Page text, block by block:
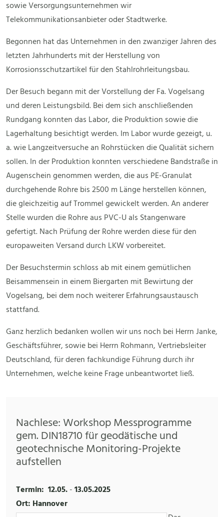
sowie Versorgungsunternehmen wir
Telekommunikationsanbieter oder Stadtwerke.
Begonnen hat das Unternehmen in den zwanziger Jahren des
letzten Jahrhunderts mit der Herstellung von
Korrosionsschutzartikel für den Stahlrohrleitungsbau.
Der Besuch begann mit der Vorstellung der Fa. Vogelsang
und deren Leistungsbild. Bei dem sich anschließenden
Rundgang konnten das Labor, die Produktion sowie die
Lagerhaltung besichtigt werden. Im Labor wurde gezeigt, u.
a. wie Langzeitversuche an Rohrstücken die Qualität sichern
sollen. In der Produktion konnten verschiedene Bandstraße in
Augenschein genommen werden, die aus PE-Granulat
durchgehende Rohre bis 2500 m Länge herstellen können,
die gleichzeitig auf Trommel gewickelt werden. An anderer
Stelle wurden die Rohre aus PVC-U als Stangenware
gefertigt. Nach Prüfung der Rohre werden diese für den
europaweiten Versand durch LKW vorbereitet.
Der Besuchstermin schloss ab mit einem gemütlichen
Beisammensein in einem Biergarten mit Bewirtung der
Vogelsang, bei dem noch weiterer Erfahrungsaustausch
stattfand.
Ganz herzlich bedanken wollen wir uns noch bei Herrn Janke,
Geschäftsführer, sowie bei Herrn Rohmann, Vertriebsleiter
Deutschland, für deren fachkundige Führung durch ihr
Unternehmen, welche keine Frage unbeantwortet ließ.
Nachlese: Workshop Messprogramme
gem. DIN18710 für geodätische und
geotechnische Monitoring-Projekte
aufstellen
Termin: 12.05.-13.05.2025
Ort: Hannover